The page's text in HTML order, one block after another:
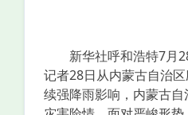
新华社呼和浩特7月28
记者28日从内蒙古自治
续强降雨影响，内蒙古